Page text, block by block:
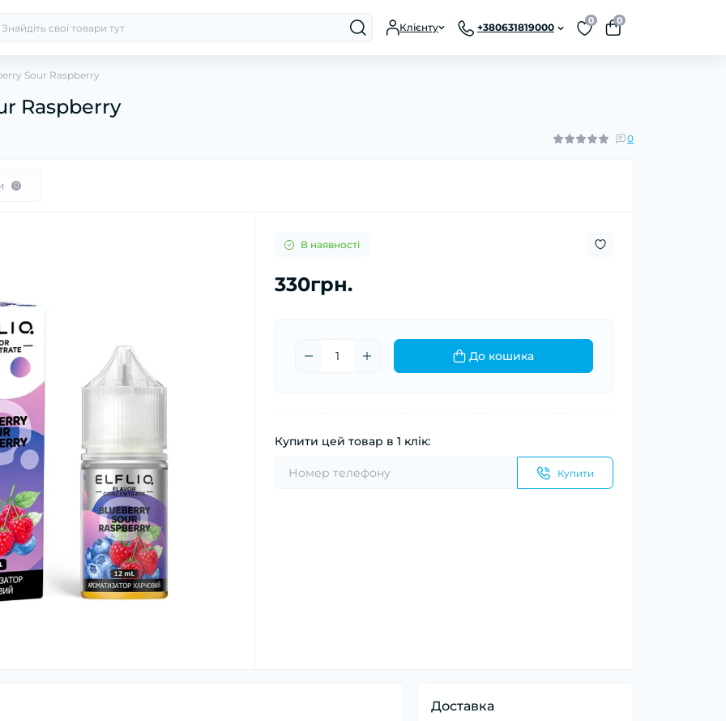
Клієнту +380631819000
0 0
Sour Raspberry
Raspberry
0
0
В наявності
330грн.
До кошика
Купити цей товар в 1 клік:
Купити
Доставка